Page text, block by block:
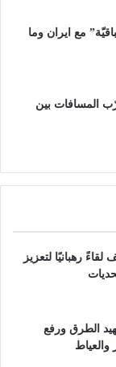
مع ايران وما
المسافات بين
رهبانيًا لتعزيز
الطرق ورفع
والعياط